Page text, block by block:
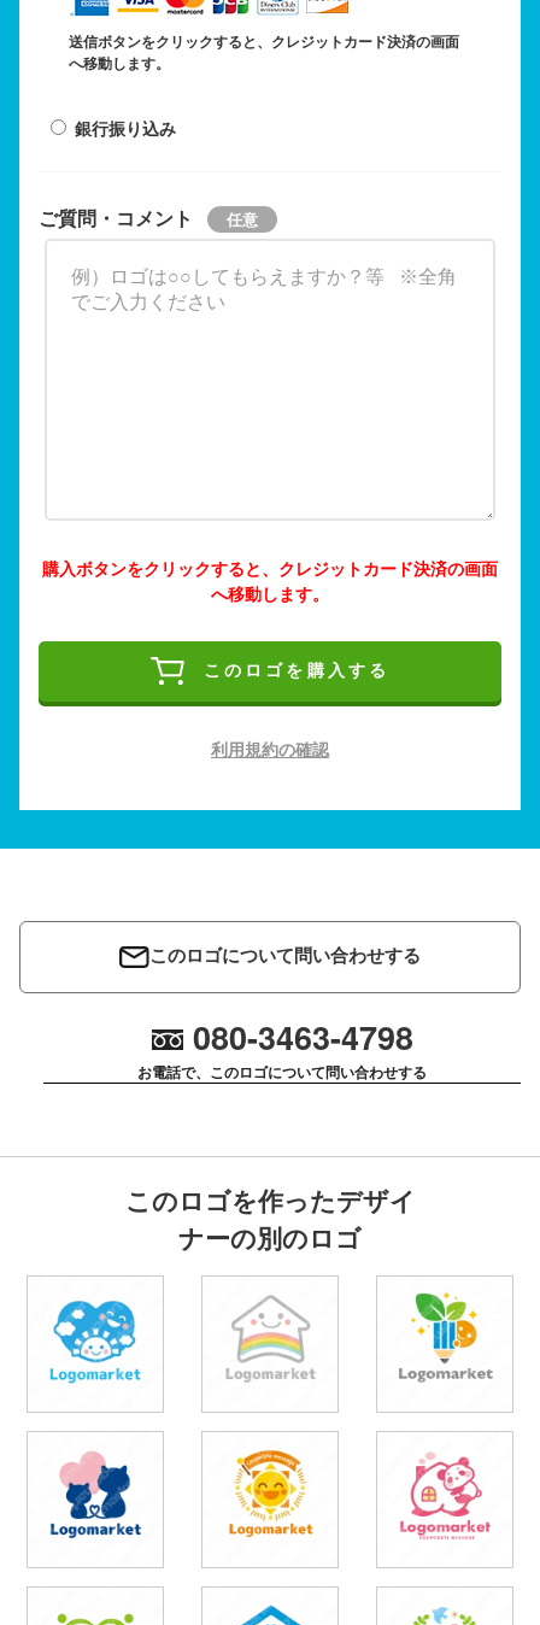
送信ボタンをクリックすると、クレジットカード決済の画面
へ移動します。
銀行振り込み
ご質問・コメント
購入ボタンをクリックすると、クレジットカード決済の画面
へ移動します。
このロゴを購入する
利用規約の確認
このロゴについて問い合わせする
080-3463-4798
お電話で、このロゴについて問い合わせする
このロゴを作ったデザイ
ナーの別のロゴ